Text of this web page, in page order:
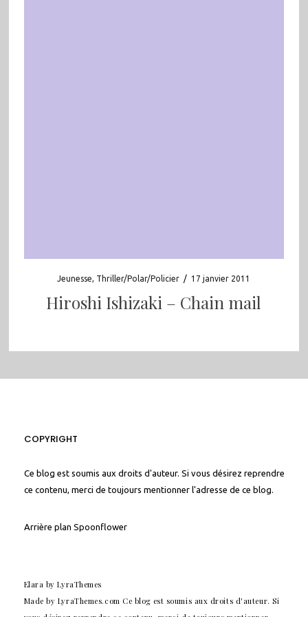
Jeunesse, Thriller/Polar/Policier / 17 janvier 2011
Hiroshi Ishizaki – Chain mail
COPYRIGHT
Ce blog est soumis aux droits d'auteur. Si vous désirez reprendre
ce contenu, merci de toujours mentionner l'adresse de ce blog.
Arrière plan Spoonflower
Elara by LyraThemes
Made by LyraThemes.com Ce blog est soumis aux droits d'auteur. Si